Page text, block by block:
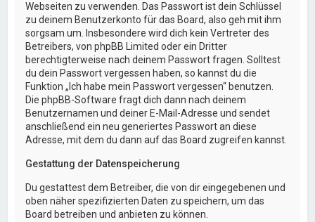
Webseiten zu verwenden. Das Passwort ist dein Schlüssel
zu deinem Benutzerkonto für das Board, also geh mit ihm
sorgsam um. Insbesondere wird dich kein Vertreter des
Betreibers, von phpBB Limited oder ein Dritter
berechtigterweise nach deinem Passwort fragen. Solltest
du dein Passwort vergessen haben, so kannst du die
Funktion „Ich habe mein Passwort vergessen“ benutzen.
Die phpBB-Software fragt dich dann nach deinem
Benutzernamen und deiner E-Mail-Adresse und sendet
anschließend ein neu generiertes Passwort an diese
Adresse, mit dem du dann auf das Board zugreifen kannst.
Gestattung der Datenspeicherung
Du gestattest dem Betreiber, die von dir eingegebenen und
oben näher spezifizierten Daten zu speichern, um das
Board betreiben und anbieten zu können.